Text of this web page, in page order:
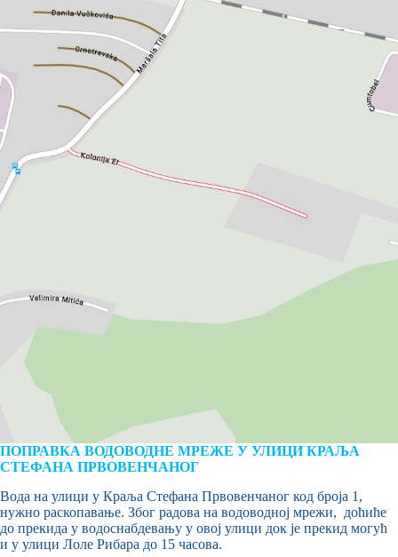
ПОПРАВКА ВОДОВОДНЕ МРЕЖЕ У УЛИЦИ КРАЉА
СТЕФАНА ПРВОВЕНЧАНОГ
Вода на улици у Краља Стефана Првовенчаног код броја 1,
нужно раскопавање. Због радова на водоводној мрежи, доћиће
до прекида у водоснабдевању у овој улици док је прекид могућ
и у улици Лоле Рибара до 15 часова.